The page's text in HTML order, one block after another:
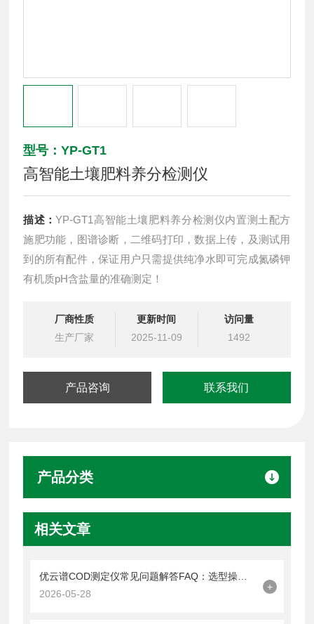
型号：YP-GT1
高智能土壤肥料养分检测仪
描述：YP-GT1高智能土壤肥料养分检测仪内置测土配方
施肥功能，图谱诊断，二维码打印，数据上传，及测试用
到的所有配件，保证用户只需提供纯净水即可完成氮磷钾
有机质pH含盐量的准确测定！
厂商性质
生产厂家
更新时间
2025-11-09
访问量
1492
产品咨询 联系我们
产品分类
相关文章
优云谱COD测定仪常见问题解答FAQ：选型操作维护售后全覆盖
2026-05-28
+